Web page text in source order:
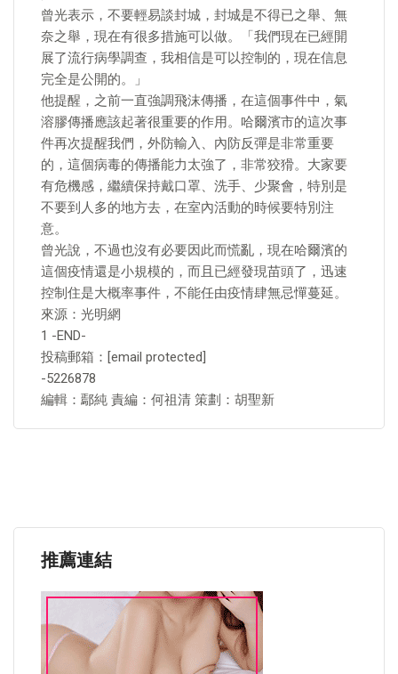
曾光表示，不要輕易談封城，封城是不得已之舉、無
奈之舉，現在有很多措施可以做。「我們現在已經開
展了流行病學調查，我相信是可以控制的，現在信息
完全是公開的。」
他提醒，之前一直強調飛沫傳播，在這個事件中，氣
溶膠傳播應該起著很重要的作用。哈爾濱市的這次事
件再次提醒我們，外防輸入、內防反彈是非常重要
的，這個病毒的傳播能力太強了，非常狡猾。大家要
有危機感，繼續保持戴口罩、洗手、少聚會，特別是
不要到人多的地方去，在室內活動的時候要特別注
意。
曾光說，不過也沒有必要因此而慌亂，現在哈爾濱的
這個疫情還是小規模的，而且已經發現苗頭了，迅速
控制住是大概率事件，不能任由疫情肆無忌憚蔓延。
來源：光明網
1 -END-
投稿郵箱：[email protected]
-5226878
編輯：鄢純 責編：何祖清 策劃：胡聖新
推薦連結